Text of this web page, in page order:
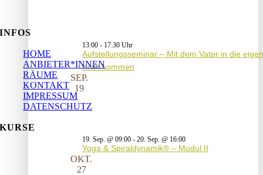
13:00 - 17:30
Aufstellungsseminar – Mit dem Vater in die
Kraft kommen
SEP.
19
19. Sep. @ 09:00 - 20. Sep. @ 16:00
Yoga & Spiraldynamik® – Modul II
OKT.
27
INFOS
HOME
ANBIETER*INNEN
RÄUME
KONTAKT
IMPRESSUM
DATENSCHUTZ
KURSE